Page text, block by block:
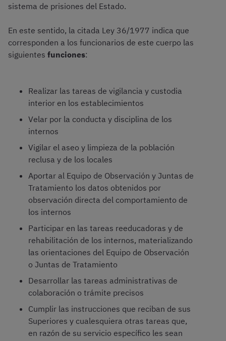
sistema de prisiones del Estado.
En este sentido, la citada Ley 36/1977 indica que
corresponden a los funcionarios de este cuerpo las
siguientes funciones:
Realizar las tareas de vigilancia y custodia
interior en los establecimientos
Velar por la conducta y disciplina de los
internos
Vigilar el aseo y limpieza de la población
reclusa y de los locales
Aportar al Equipo de Observación y Juntas de
Tratamiento los datos obtenidos por
observación directa del comportamiento de
los internos
Participar en las tareas reeducadoras y de
rehabilitación de los internos, materializando
las orientaciones del Equipo de Observación
o Juntas de Tratamiento
Desarrollar las tareas administrativas de
colaboración o trámite precisos
Cumplir las instrucciones que reciban de sus
Superiores y cualesquiera otras tareas que,
en razón de su servicio específico les sean